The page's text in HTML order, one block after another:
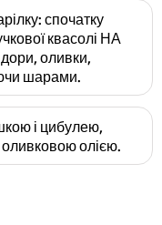
спочатку
квасолі НА
оливки,
шарами.
і цибулею,
олією.